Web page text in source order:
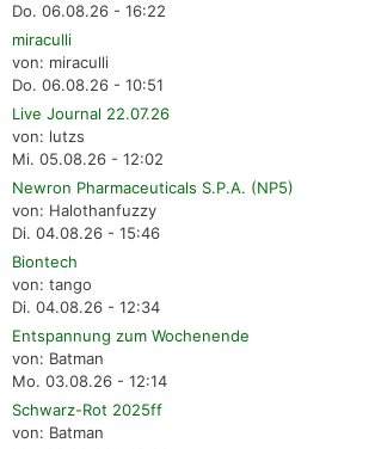
Do. 06.08.26 - 16:22
miraculli
von: miraculli
Do. 06.08.26 - 10:51
Live Journal 22.07.26
von: lutzs
Mi. 05.08.26 - 12:02
Newron Pharmaceuticals S.P.A. (NP5)
von: Halothanfuzzy
Di. 04.08.26 - 15:46
Biontech
von: tango
Di. 04.08.26 - 12:34
Entspannung zum Wochenende
von: Batman
Mo. 03.08.26 - 12:14
Schwarz-Rot 2025ff
von: Batman